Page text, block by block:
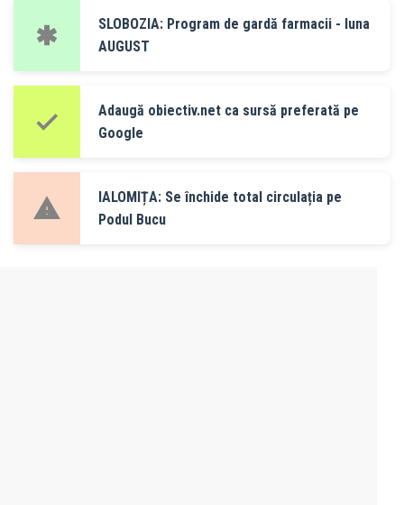
SLOBOZIA: Program de gardă farmacii - luna
AUGUST
Adaugă obiectiv.net ca sursă preferată pe
Google
IALOMIȚA: Se închide total circulația pe
Podul Bucu